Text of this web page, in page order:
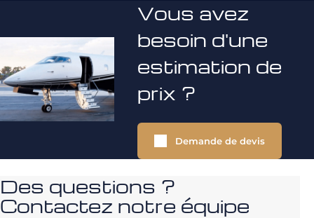
Vous avez
besoin d'une
estimation de
prix ?
Demande de devis
Des questions ?
Contactez notre équipe